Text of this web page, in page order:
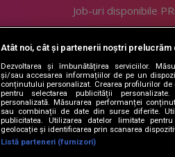
Job-uri disponibile
LIFESTYLE
Doctor de Bine
Acasă
Acasă Gold
Perfecte
DeBarbati
Atât noi, cât și partenerii noștri prelucrăm
Dezvoltarea și îmbunătățirea serviciilor.
și/sau accesarea informațiilor de pe un
conținutului personalizat. Crearea profilurilor
pentru selectarea publicității
personalizată. Măsurarea performanței
sau combinații de date din surse diferite.
publicitatea. Utilizarea datelor limitate
geolocație și identificarea prin scanarea
Listă parteneri (furnizori)